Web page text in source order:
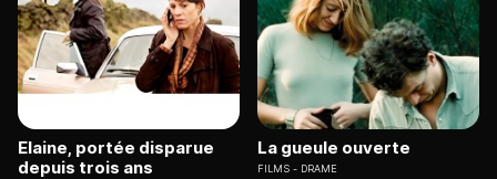
Elaine, portée disparue
depuis trois ans
La gueule ouverte
FILMS DRAME